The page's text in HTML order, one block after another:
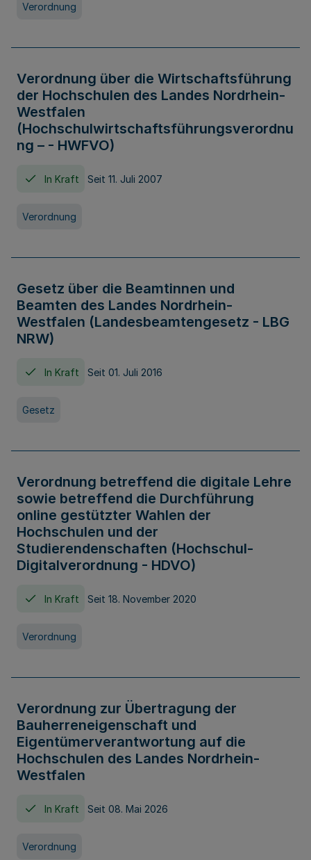
Verordnung
Verordnung über die Wirtschaftsführung
der Hochschulen des Landes Nordrhein-
Westfalen
(Hochschulwirtschaftsführungsverordnu
ng – - HWFVO)
In Kraft Seit 11. Juli 2007
Verordnung
Gesetz über die Beamtinnen und
Beamten des Landes Nordrhein-
Westfalen (Landesbeamtengesetz - LBG
NRW)
In Kraft Seit 01. Juli 2016
Gesetz
Verordnung betreffend die digitale Lehre
sowie betreffend die Durchführung
online gestützter Wahlen der
Hochschulen und der
Studierendenschaften (Hochschul-
Digitalverordnung - HDVO)
In Kraft Seit 18. November 2020
Verordnung
Verordnung zur Übertragung der
Bauherreneigenschaft und
Eigentümerverantwortung auf die
Hochschulen des Landes Nordrhein-
Westfalen
In Kraft Seit 08. Mai 2026
Verordnung